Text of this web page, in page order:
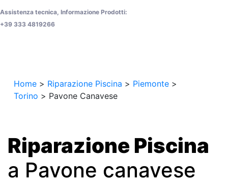
Assistenza tecnica, Informazione Prodotti:
+39 333 4819266
Home > Riparazione Piscina > Piemonte >
Torino > Pavone Canavese
Riparazione Piscina
a Pavone canavese